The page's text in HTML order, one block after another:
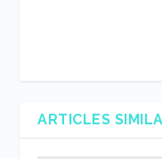
ARTICLES